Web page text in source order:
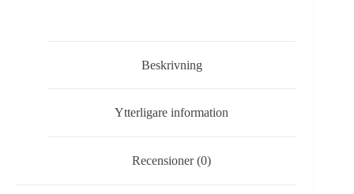
Beskrivning
Ytterligare information
Recensioner (0)